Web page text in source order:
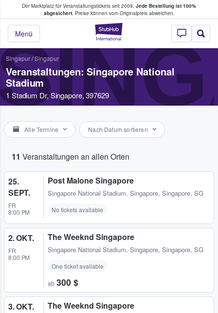
Der Marktplatz für Veranstaltungstickets seit 2009. Jede Bestellung ist 100%
abgesichert.Preise können vom Originalpreis abweichen.
StubHub - Wo
Menü
Tickets kaufen & verkaufen
Singapur/Singapur
Veranstaltungen: Singapore National
Stadium
1 Stadium Dr, Singapore, 397629
Alle Termine Nach Datum sortieren
11 Veranstaltungen an allen Orten
25.
SEPT.
FR
8:00 PM
Post Malone Singapore
Singapore National Stadium, Singapore, Singapore, SG
No tickets available
2. OKT.
FR
8:00 PM
The Weeknd Singapore
Singapore National Stadium, Singapore, Singapore, SG
One ticket available
ab 300 $
3. OKT. The Weeknd Singapore